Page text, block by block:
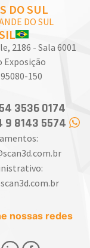
DO SUL
DO SUL
2186 - Sala 6001
Exposição
150
54 3536 0174
9 8143 5574
nossas redes